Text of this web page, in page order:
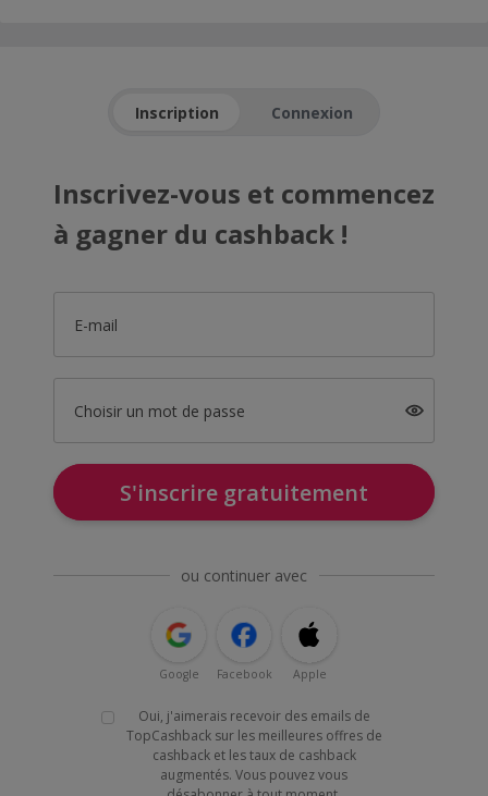
Inscription Connexion
Inscrivez-vous et commencez
à gagner du cashback !
E-mail
Choisir un mot de passe
S'inscrire gratuitement
ou continuer avec
Google Facebook Apple
Oui, j'aimerais recevoir des emails de
TopCashback sur les meilleures offres de
cashback et les taux de cashback
augmentés. Vous pouvez vous